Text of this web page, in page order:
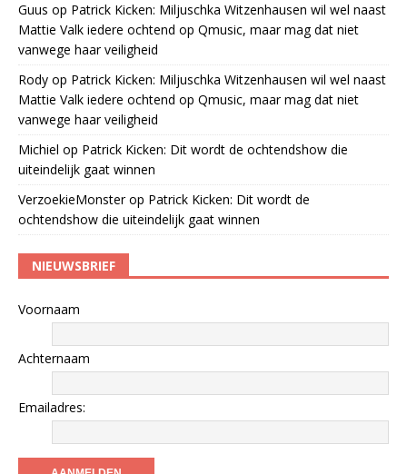
Guus op Patrick Kicken: Miljuschka Witzenhausen wil wel naast
Mattie Valk iedere ochtend op Qmusic, maar mag dat niet
vanwege haar veiligheid
Rody op Patrick Kicken: Miljuschka Witzenhausen wil wel naast
Mattie Valk iedere ochtend op Qmusic, maar mag dat niet
vanwege haar veiligheid
Michiel op Patrick Kicken: Dit wordt de ochtendshow die
uiteindelijk gaat winnen
VerzoekieMonsterop Patrick Kicken: Dit wordt de
ochtendshow die uiteindelijk gaat winnen
NIEUWSBRIEF
Voornaam
Achternaam
Emailadres: